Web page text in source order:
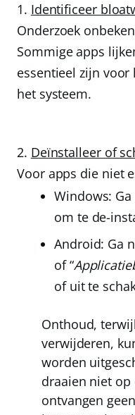
Identificeer
Onderzoek
Sommige apps
essentieel zijn
het systeem.
Deïnstalleer of
Voor apps die niet
Windows: Ga
om te de-
Android: Ga
of “
of uit te
Onthoud,
verwijderen,
worden
draaien niet op
ontvangen